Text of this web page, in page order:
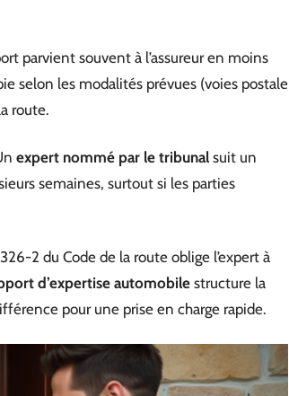
parvient souvent à l’assureur en moins
selon les modalités prévues (voies postale
route.
expert nommé par le tribunal suit un
semaines, surtout si les parties
2 du Code de la route oblige l’expert à
d’expertise automobile structure la
pour une prise en charge rapide.